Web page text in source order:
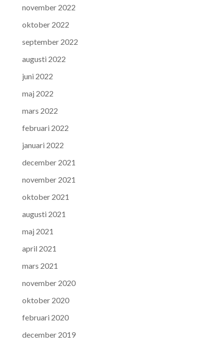
november 2022
oktober 2022
september 2022
augusti 2022
juni 2022
maj 2022
mars 2022
februari 2022
januari 2022
december 2021
november 2021
oktober 2021
augusti 2021
maj 2021
april 2021
mars 2021
november 2020
oktober 2020
februari 2020
december 2019